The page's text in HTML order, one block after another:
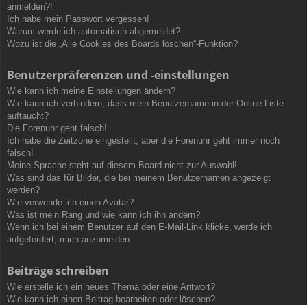
anmelden?!
Ich habe mein Passwort vergessen!
Warum werde ich automatisch abgemeldet?
Wozu ist die „Alle Cookies des Boards löschen“-Funktion?
Benutzerpräferenzen und -einstellungen
Wie kann ich meine Einstellungen ändern?
Wie kann ich verhindern, dass mein Benutzername in der Online-Liste
auftaucht?
Die Forenuhr geht falsch!
Ich habe die Zeitzone eingestellt, aber die Forenuhr geht immer noch
falsch!
Meine Sprache steht auf diesem Board nicht zur Auswahl!
Was sind das für Bilder, die bei meinem Benutzernamen angezeigt
werden?
Wie verwende ich einen Avatar?
Was ist mein Rang und wie kann ich ihn ändern?
Wenn ich bei einem Benutzer auf den E-Mail-Link klicke, werde ich
aufgefordert, mich anzumelden.
Beiträge schreiben
Wie erstelle ich ein neues Thema oder eine Antwort?
Wie kann ich einen Beitrag bearbeiten oder löschen?